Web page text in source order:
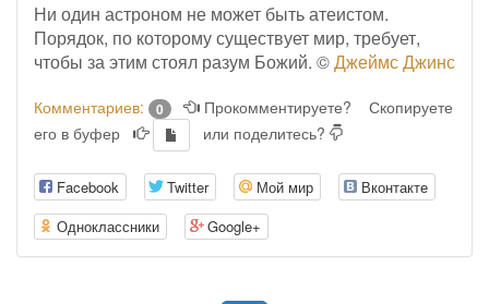
Ни один астроном не может быть атеистом.
Порядок, по которому существует мир, требует,
чтобы за этим стоял разум Божий. ©Джеймс Джинс
Комментариев: 0 Прокомментируете?
Скопируете
его в буфер
или поделитесь?
Facebook Twitter Мой мир
Вконтакте
Одноклассники
Google+